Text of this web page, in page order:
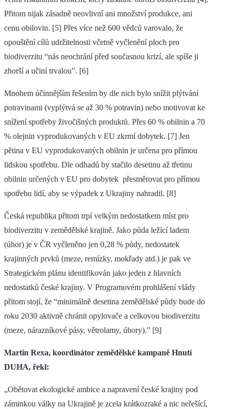
Přitom nijak zásadně neovlivní ani množství produkce, ani
cenu obilovin. [5] Přes více než 600 vědců varovalo, že
opouštění cílů udržitelnosti včetně vyčlenění ploch pro
biodiverzitu “nás neochrání před současnou krizí, ale spíše ji
zhorší a učiní trvalou”. [6]
Mnohem účinnějším řešením by dle nich bylo snížit plýtvání
potravinami (vyplýtvá se až 30 % potravin) nebo motivovat ke
snížení spotřeby živočišných produktů. Přes 60 % obilnin a 70
% olejnin vyprodukovaných v EU zkrmí dobytek. [7] Jen
pětina v EU vyprodukovaných obilnin je určena pro přímou
lidskou spotřebu. Dle odhadů by stačilo desetinu až třetinu
obilnin určených v EU pro dobytek přesměrovat pro přímou
spotřebu lidí, aby se výpadek z Ukrajiny nahradil. [8]
Česká republika přitom trpí velkým nedostatkem míst pro
biodiverzitu v zemědělské krajině. Jako půda ležící ladem
(úhor) je v ČR vyčleněno jen 0,28 % půdy, nedostatek
krajinných prvků (meze, remízky, mokřady atd.) je pak ve
Strategickém plánu identifikován jako jeden z hlavních
nedostatků české krajiny. V Programovém prohlášení vlády
přitom stojí, že “minimálně desetina zemědělské půdy bude do
roku 2030 aktivně chránit opylovače a celkovou biodiverzitu
(meze, nárazníkové pásy, větrolamy, úhory).” [9]
Martin Rexa, koordinátor zemědělské kampaně Hnutí
DUHA, řekl:
„Obětovat ekologické ambice a napravení české krajiny pod
záminkou války na Ukrajině je zcela krátkozraké a nic neřešící,